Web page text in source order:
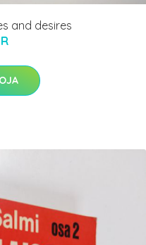
and desires